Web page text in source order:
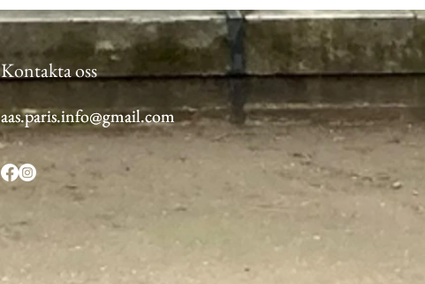
Kontakta oss
aas.paris.info@gmail.com
aas.paris.info@gmail.com